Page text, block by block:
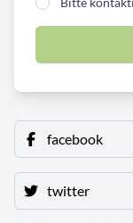
facebook
twitter